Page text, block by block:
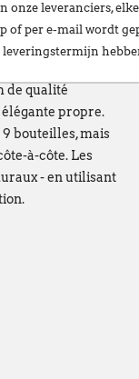
+/- 4
est
de qualité
propre.
bouteilles, mais
à-côte. Les
- en utilisant
onze leveranciers,
of per e-mailwordt
in het werk om deze
u oprecht voor
augustus
het volgende adres:
fijne zomer!
en Géraldine Dubaere